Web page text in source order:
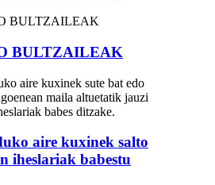
BULTZAILEAK
aire kuxinek salto
iheslariak babestu